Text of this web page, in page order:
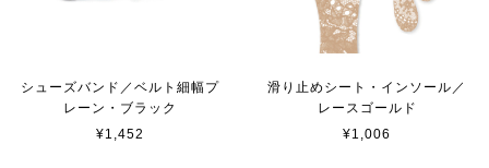
シューズバンド／ベルト細幅プ
レーン・ブラック
¥1,452
滑り止めシート・インソール／
レースゴールド
¥1,006